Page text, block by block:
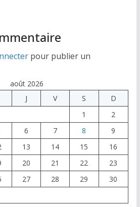
g
er
pour publier un
août 2026
J V S
D
1
2
6 7 8
9
13 14 15
16
20 21 22
23
27 28 29
30